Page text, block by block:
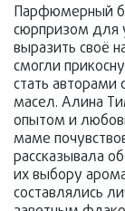
Парфюмерный
сюрпризом для
выразить своё
смогли
стать
масел. Алина
опытом и
маме
рассказывала
их выбору
составлялись